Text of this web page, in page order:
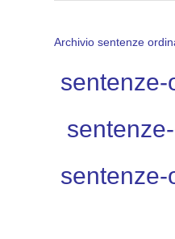
Archivio sentenze